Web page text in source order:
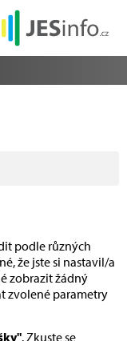
podle různých
že jste si nastavil/a
zobrazit žádný
zvolené parametry
. Zkuste se